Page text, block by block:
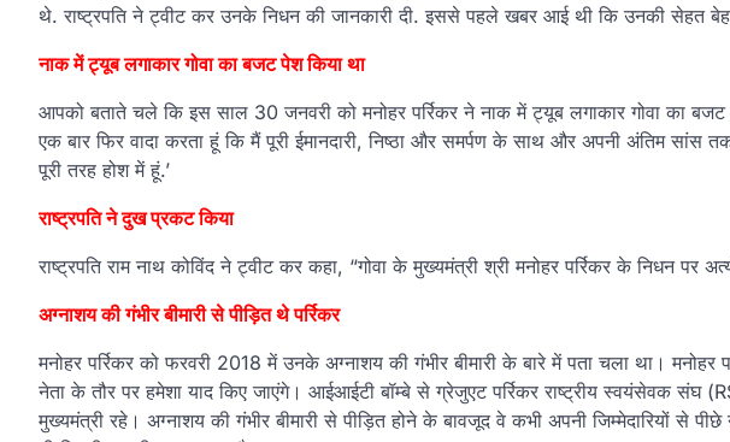
थे. राष्‍ट्रपति ने ट्वीट कर उनके निधन की जानकारी दी. इससे पहले खबर आई थी कि उनकी सेहत
नाक में ट्यूब लगाकार गोवा का बजट पेश किया था
आपको बताते चले कि इस साल 30 जनवरी को मनोहर पर्रिकर ने नाक में ट्यूब लगाकार गोवा का
एक बार फिर वादा करता हूं कि मैं पूरी ईमानदारी, निष्ठा और समर्पण के साथ और अपनी अंतिम
पूरी तरह होश में हूं.’
राष्ट्रपति ने दुख प्रकट किया
राष्ट्रपति राम नाथ कोविंद ने ट्वीट कर कहा, “गोवा के मुख्यमंत्री श्री मनोहर पर्रिकर के निधन पर
अग्नाशय की गंभीर बीमारी से पीड़ित थे पर्रिकर
मनोहर पर्रिकर को फरवरी 2018 में उनके अग्नाशय की गंभीर बीमारी के बारे में पता चला था। मनोहर
नेता के तौर पर हमेशा याद किए जाएंगे। आईआईटी बॉम्बे से ग्रेजुएट पर्रिकर राष्ट्रीय स्वयंसेवक संघ
मुख्यमंत्री रहे। अग्नाशय की गंभीर बीमारी से पीड़ित होने के बावजूद वे कभी अपनी जिम्मेदारियों से